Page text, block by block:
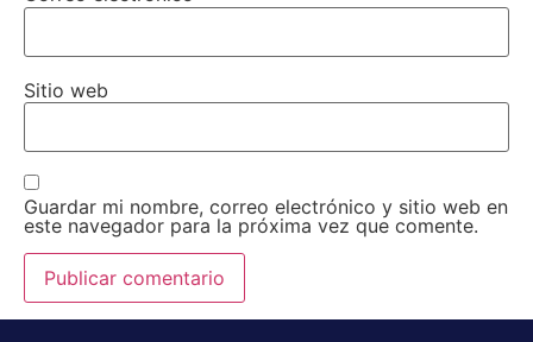
Sitio web
Guardar mi nombre, correo electrónico y sitio web en
este navegador para la próxima vez que comente.